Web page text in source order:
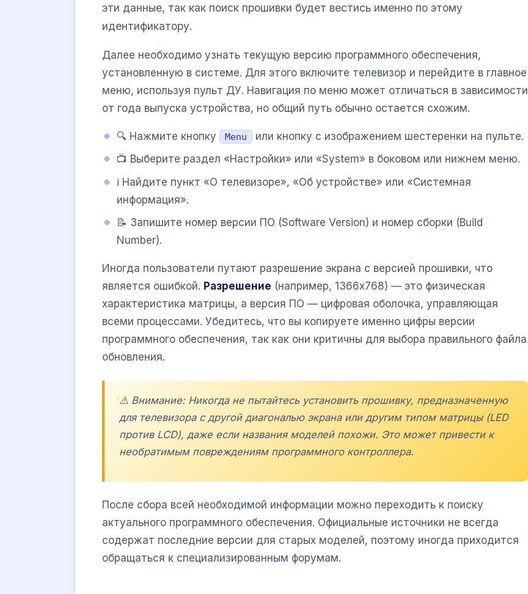
эти данные, так как поиск прошивки будет вестись именно по этому
идентификатору.
Далее необходимо узнать текущую версию программного обеспечения,
установленную в системе. Для этого включите телевизор и перейдите в главное
меню, используя пульт ДУ. Навигация по меню может отличаться в зависимости
от года выпуска устройства, но общий путь обычно остается схожим.
🔍 Нажмите кнопку Menu
или кнопку с изображением шестеренки на пульте.
📺 Выберите раздел «Настройки» или «System» в боковом или нижнем меню.
ℹ️ Найдите пункт «О телевизоре», «Об устройстве» или «Системная
информация».
📝 Запишите номер версии ПО (Software Version) и номер сборки (Build
Number).
Иногда пользователи путают разрешение экрана с версией прошивки, что
является ошибкой. Разрешение (например, 1366x768) — это физическая
характеристика матрицы, а версия ПО — цифровая оболочка, управляющая
всеми процессами. Убедитесь, что вы копируете именно цифры версии
программного обеспечения, так как они критичны для выбора правильного файла
обновления.
⚠️ Внимание: Никогда не пытайтесь установить прошивку, предназначенную
для телевизора с другой диагональю экрана или другим типом матрицы (LED
против LCD), даже если названия моделей похожи. Это может привести к
необратимым повреждениям программного контроллера.
После сбора всей необходимой информации можно переходить к поиску
актуального программного обеспечения. Официальные источники не всегда
содержат последние версии для старых моделей, поэтому иногда приходится
обращаться к специализированным форумам.